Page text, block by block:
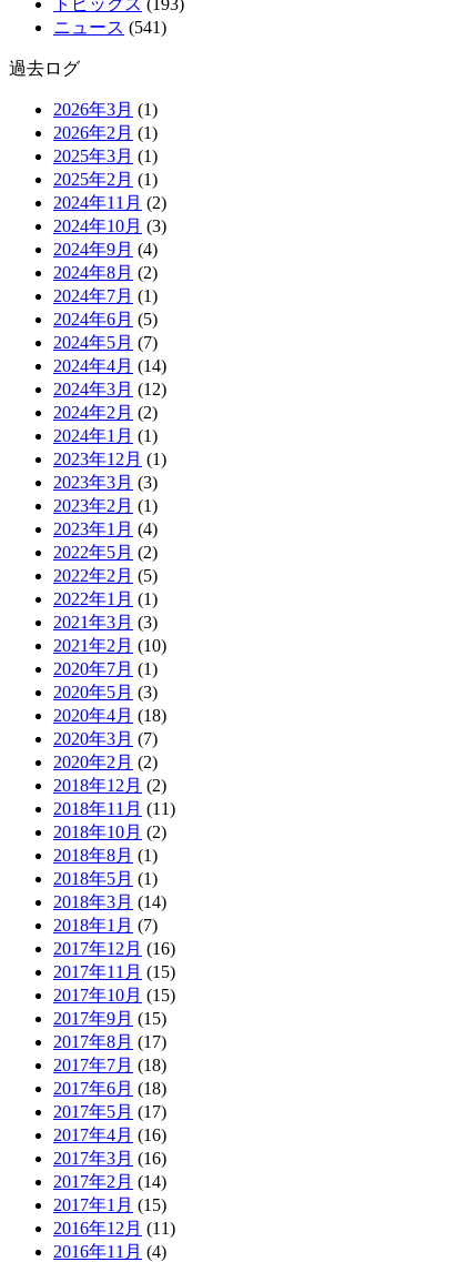
ニュース (541)
過去ログ
2026年3月 (1)
2026年2月 (1)
2025年3月 (1)
2025年2月 (1)
2024年11月 (2)
2024年10月 (3)
2024年9月 (4)
2024年8月 (2)
2024年7月 (1)
2024年6月 (5)
2024年5月 (7)
2024年4月 (14)
2024年3月 (12)
2024年2月 (2)
2024年1月 (1)
2023年12月 (1)
2023年3月 (3)
2023年2月 (1)
2023年1月 (4)
2022年5月 (2)
2022年2月 (5)
2022年1月 (1)
2021年3月 (3)
2021年2月 (10)
2020年7月 (1)
2020年5月 (3)
2020年4月 (18)
2020年3月 (7)
2020年2月 (2)
2018年12月 (2)
2018年11月 (11)
2018年10月 (2)
2018年8月 (1)
2018年5月 (1)
2018年3月 (14)
2018年1月 (7)
2017年12月 (16)
2017年11月 (15)
2017年10月 (15)
2017年9月 (15)
2017年8月 (17)
2017年7月 (18)
2017年6月 (18)
2017年5月 (17)
2017年4月 (16)
2017年3月 (16)
2017年2月 (14)
2017年1月 (15)
2016年12月 (11)
2016年11月 (4)